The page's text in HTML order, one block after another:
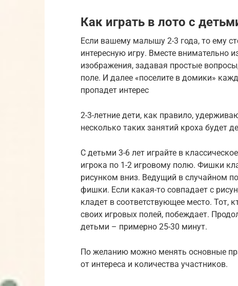
Как играть в лото с
Если вашему малышу 2-3 года, то ему
интересную игру. Вместе внимательно
изображения, задавая простые
поле. И далее «поселите в домики»
пропадет интерес
2-3-летние дети, как правило,
несколько таких занятий кроха будет
С детьми 3-6 лет играйте в
игрока по 1-2 игровому полю. Фишки
рисунком вниз. Ведущий в случайном
фишки. Если какая-то совпадает с
кладет в соответствующее место. Тот,
своих игровых полей, побеждает.
детьми – примерно 25-30 минут.
По желанию можно менять основные
от интереса и количества участников.